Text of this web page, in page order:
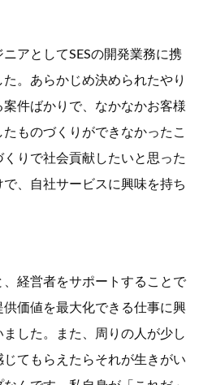
アとしてSESの開発業務に携
。あらかじめ決められたやり
案件ばかりで、なかなかお客様
ものづくりができなかったこ
くりで社会貢献したいと思った
、自社サービスに興味を持ち
、経営者をサポートすることで
供価値を最大化できる仕事に興
ました。また、周りの人が少し
じてもらえたらそれが生きがい